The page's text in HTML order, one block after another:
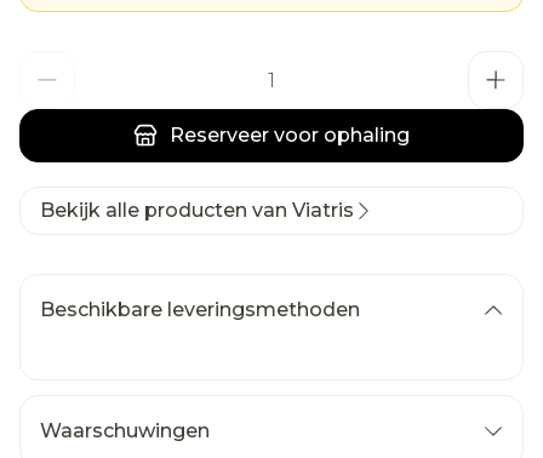
Reserveer voor ophaling
Bekijk alle producten van Viatris
Beschikbare leveringsmethoden
Waarschuwingen